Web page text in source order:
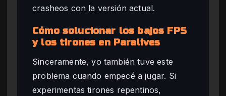
crasheos con la versión actual.
Cómo solucionar los bajos FPS
y los tirones en Paralives
Sinceramente, yo también tuve este
problema cuando empecé a jugar. Si
experimentas tirones repentinos,